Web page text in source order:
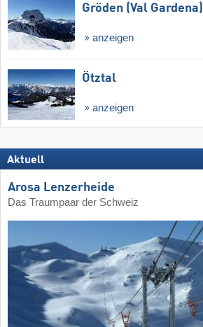
Gröden (Val Gardena)
anzeigen
Ötztal
anzeigen
Aktuell
Arosa Lenzerheide
Das Traumpaar der Schweiz